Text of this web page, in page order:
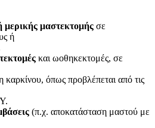
μερικής μαστεκτομής σε
ή
και ωοθηκεκτομές, σε
καρκίνου, όπως προβλέπεται από τις
(π.χ. αποκατάσταση μαστού με